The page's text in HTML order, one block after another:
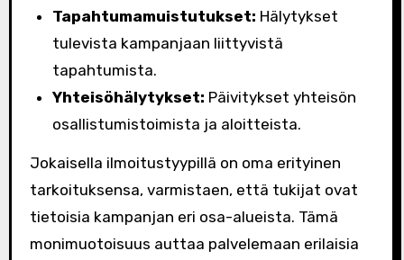
Tapahtumamuistutukset: Hälytykset
tulevista kampanjaan liittyvistä
tapahtumista.
Yhteisöhälytykset: Päivitykset yhteisön
osallistumistoimista ja aloitteista.
Jokaisella ilmoitustyypillä on oma erityinen
tarkoituksensa, varmistaen, että tukijat ovat
tietoisia kampanjan eri osa-alueista. Tämä
monimuotoisuus auttaa palvelemaan erilaisia